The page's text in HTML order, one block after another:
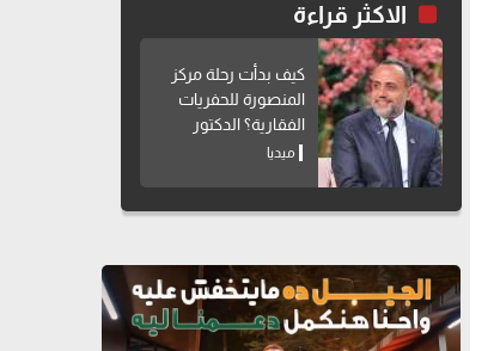
الاكثر قراءة
كيف بدأت رحلة مركز
المنصورة للحفريات
الفقارية؟ الدكتور
هشام سلام يوضح
ميديا